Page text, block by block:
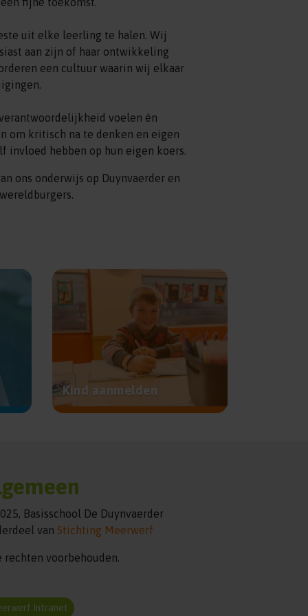
uit elke leerling te halen. Wij
aan zijn of haar ontwikkeling
een cultuur waarin wij elkaar
voelen én
om kritisch na te denken en eigen
invloed hebben op hun eigen koers.
ons onderwijs op Duynvaerder en
Kind aanmelden
Basisschool De Duynvaerder
vanStichting Meerwerf
rechten voorbehouden.
Intranet